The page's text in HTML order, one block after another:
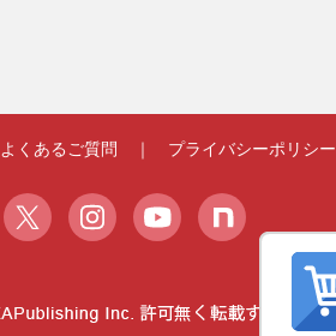
よくあるご質問 ｜ プライバシーポリシー